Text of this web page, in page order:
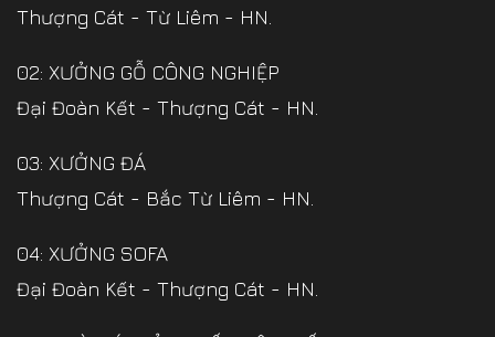
Thượng Cát - Từ Liêm - HN.
02: XƯỞNG GỖ CÔNG NGHIỆP
Đại Đoàn Kết - Thượng Cát - HN.
03: XƯỞNG ĐÁ
Thượng Cát - Bắc Từ Liêm - HN.
04: XƯỞNG SOFA
Đại Đoàn Kết - Thượng Cát - HN.